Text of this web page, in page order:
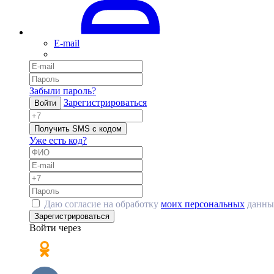
E-mail
Забыли пароль?
Войти Зарегистрироваться
Получить SMS с кодом
Уже есть код?
Даю согласие на обработку моих персональных
Зарегистрироваться
Войти через